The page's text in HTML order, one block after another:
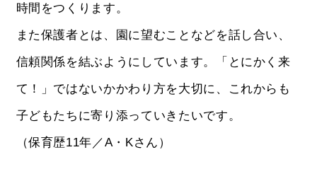
時間をつくります。
また保護者とは、園に望むことなどを話し合い、
信頼関係を結ぶようにしています。「とにかく来
て！」ではないかかわり方を大切に、これからも
子どもたちに寄り添っていきたいです。
（保育歴11年／A・Kさん）